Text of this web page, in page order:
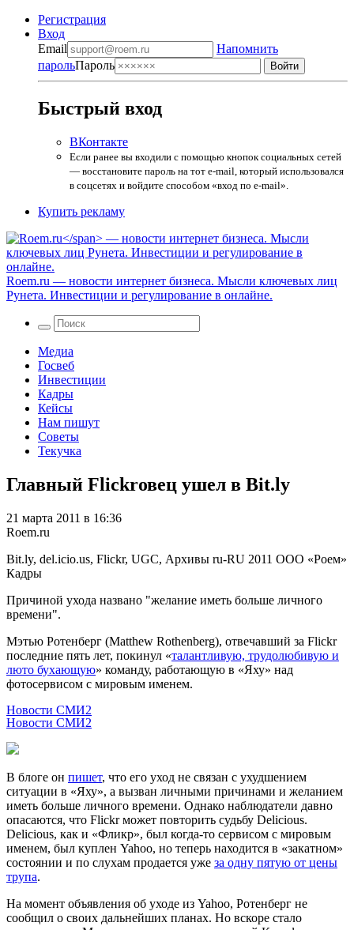
Регистрация
Вход
Email
Напомнить
парольПароль
Быстрый вход
ВКонтакте
Если ранее вы входили с помощью кнопок социальных сетей
— восстановите пароль на тот e-mail, который использовался
в соцсетях и войдите способом «вход по e-mail».
Купить рекламу
Roem.ru — новости интернет бизнеса. Мысли ключевых лиц
Рунета. Инвестиции и регулирование в онлайне.
Медиа
Госвеб
Инвестиции
Кадры
Кейсы
Нам пишут
Советы
Текучка
Главный Flickrовец ушел в Bit.ly
21 марта 2011 в 16:36
Roem.ru
Bit.ly, del.icio.us, Flickr, UGC, Архивы ru-RU 2011 ООО «Роем»
Кадры
Причиной ухода названо "желание иметь больше личного
времени".
Мэтью Ротенберг (Matthew Rothenberg), отвечавший за Flickr
последние пять лет, покинул «талантливую, трудолюбивую и
люто бухающую» команду, работающую в «Яху» над
фотосервисом с мировым именем.
Новости СМИ2
Новости СМИ2
В блоге он пишет, что его уход не связан с ухудшением
ситуации в «Яху», а вызван личными причинами и желанием
иметь больше личного времени. Однако наблюдатели давно
опасаются, что Flickr может повторить судьбу Delicious.
Delicious, как и «Фликр», был когда-то сервисом с мировым
именем, был куплен Yahoo, но теперь находится в «закатном»
состоянии и по слухам продается уже за одну пятую от цены
трупа.
На момент объявления об уходе из Yahoo, Ротенберг не
сообщил о своих дальнейших планах. Но вскоре стало